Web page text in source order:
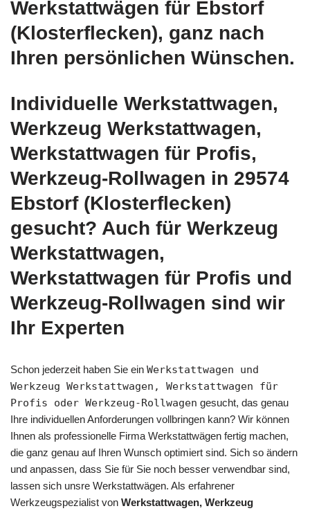
Werkstattwägen für Ebstorf
(Klosterflecken), ganz nach
Ihren persönlichen Wünschen.
Individuelle Werkstattwagen,
Werkzeug Werkstattwagen,
Werkstattwagen für Profis,
Werkzeug-Rollwagen in 29574
Ebstorf (Klosterflecken)
gesucht? Auch für Werkzeug
Werkstattwagen,
Werkstattwagen für Profis und
Werkzeug-Rollwagen sind wir
Ihr Experten
Schon jederzeit haben Sie ein Werkstattwagen und
Werkzeug Werkstattwagen, Werkstattwagen für
Profis oder Werkzeug-Rollwagen gesucht, das genau
Ihre individuellen Anforderungen vollbringen kann? Wir können
Ihnen als professionelle Firma Werkstattwägen fertig machen,
die ganz genau auf Ihren Wunsch optimiert sind. Sich so ändern
und anpassen, dass Sie für Sie noch besser verwendbar sind,
lassen sich unsre Werkstattwägen. Als erfahrener
Werkzeugspezialist von Werkstattwagen, Werkzeug